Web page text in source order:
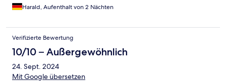
Harald, Aufenthalt von 2 Nächten
Verifizierte Bewertung
10/10 – Außergewöhnlich
24. Sept. 2024
Mit Google übersetzen